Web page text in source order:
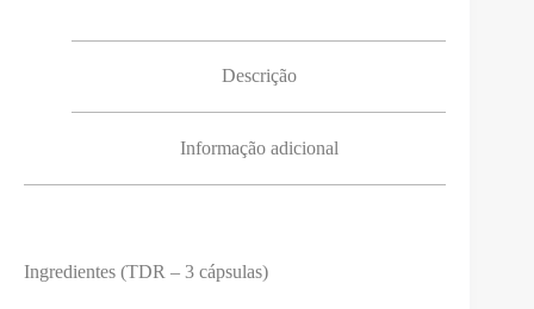
Descrição
Informação adicional
Ingredientes (TDR – 3 cápsulas)